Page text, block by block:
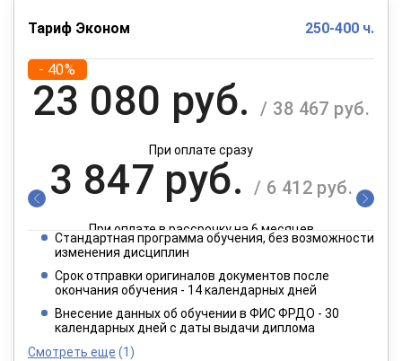
Тариф Эконом 250-400 ч.
- 40%
23 080 руб. / 38 467 руб.
При оплате сразу
3 847 руб. / 6 412 руб.
При оплате в рассрочку на 6 месяцев
1 924 руб.
При оплате в рассрочку на 12 месяцев
Стандартная программа обучения, без возможности
изменения дисциплин
Срок отправки оригиналов документов после
окончания обучения - 14 календарных дней
Внесение данных об обучении в ФИС ФРДО - 30
календарных дней с даты выдачи диплома
Смотреть еще (1)